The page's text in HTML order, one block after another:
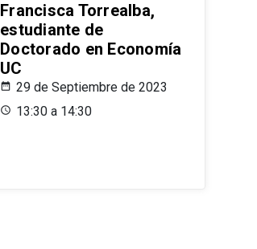
Francisca Torrealba,
estudiante de
Doctorado en Economía
UC
29 de Septiembre de 2023
13:30 a 14:30